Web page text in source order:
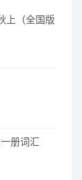
上（全国版
册词汇